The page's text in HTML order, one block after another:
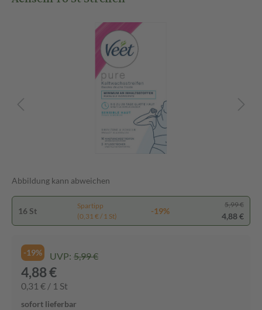
Abbildung kann abweichen
16 St
Spartipp
(0,31 € / 1 St)
-19%
5,99 €
4,88 €
-19% UVP: 5,99 €
4,88 €
0,31 € / 1 St
sofort lieferbar